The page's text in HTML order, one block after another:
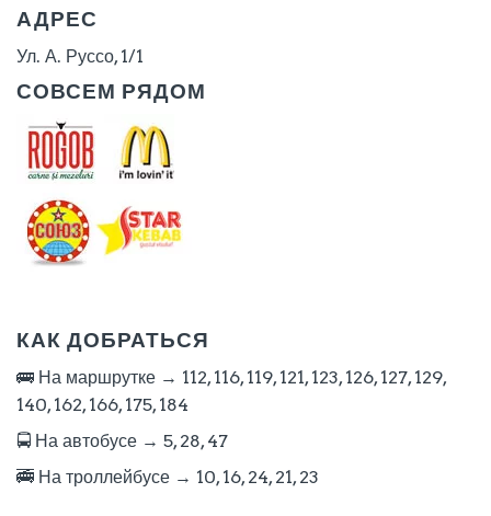
АДРЕС
Ул. А. Руссо, 1/1
СОВСЕМ РЯДОМ
КАК ДОБРАТЬСЯ
🚌 На маршрутке → 112, 116, 119, 121, 123, 126, 127, 129,
140, 162, 166, 175, 184
🚍 На автобусе → 5, 28, 47
🚎 На троллейбусе → 10, 16, 24, 21, 23